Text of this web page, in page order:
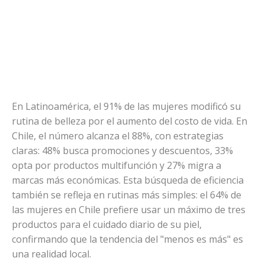
En Latinoamérica, el 91% de las mujeres modificó su
rutina de belleza por el aumento del costo de vida. En
Chile, el número alcanza el 88%, con estrategias
claras: 48% busca promociones y descuentos, 33%
opta por productos multifunción y 27% migra a
marcas más económicas. Esta búsqueda de eficiencia
también se refleja en rutinas más simples: el 64% de
las mujeres en Chile prefiere usar un máximo de tres
productos para el cuidado diario de su piel,
confirmando que la tendencia del "menos es más" es
una realidad local.